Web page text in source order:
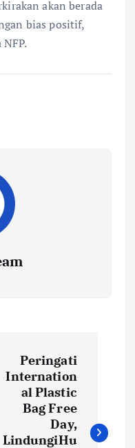
akan berada
bias positif,
Peringati
Internation
al Plastic
Bag Free
Day,
LindungiHu